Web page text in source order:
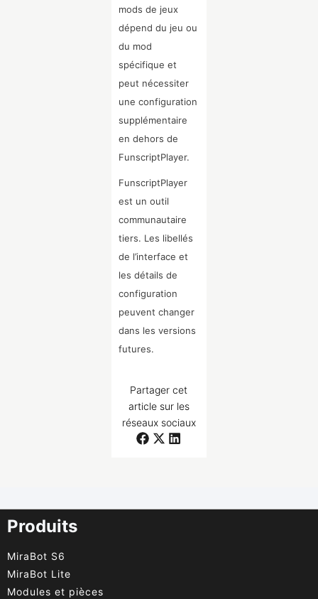
mods de jeux
dépend du jeu ou
du mod
spécifique et
peut nécessiter
une configuration
supplémentaire
en dehors de
FunscriptPlayer.
FunscriptPlayer
est un outil
communautaire
tiers. Les libellés
de l’interface et
les détails de
configuration
peuvent changer
dans les versions
futures.
Partager cet
article sur les
réseaux sociaux
Produits
MiraBot S6
MiraBot Lite
Modules et pièces